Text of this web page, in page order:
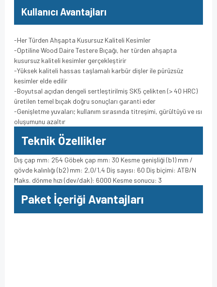
Kullanıcı Avantajları
-Her Türden Ahşapta Kusursuz Kaliteli Kesimler
-Optiline Wood Daire Testere Bıçağı, her türden ahşapta
kusursuz kaliteli kesimler gerçekleştirir
-Yüksek kaliteli hassas taşlamalı karbür dişler ile pürüzsüz
kesimler elde edilir
-Boyutsal açıdan dengeli sertleştirilmiş SK5 çelikten (> 40 HRC)
üretilen temel bıçak doğru sonuçları garanti eder
-Genişletme yuvaları; kullanım sırasında titreşimi, gürültüyü ve ısı
oluşumunu azaltır
Teknik Özellikler
Dış çap mm: 254 Göbek çap mm: 30 Kesme genişliği (b1) mm /
gövde kalınlığı (b2) mm: 2,0/1,4 Diş sayısı: 60 Diş biçimi: ATB/N
Maks. dönme hızı (dev/dak): 6000 Kesme sonucu: 3
Paket İçeriği Avantajları